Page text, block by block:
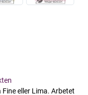
eller Lima. Arbetet